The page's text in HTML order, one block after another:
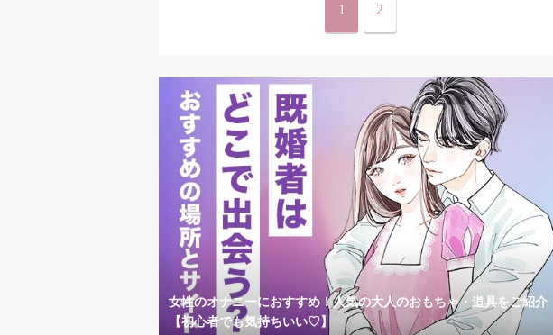
1 2
女性のオナニーにおすすめ！人気の大人のおもちゃ・道具をご紹介
【初心者でも気持ちいい♡】